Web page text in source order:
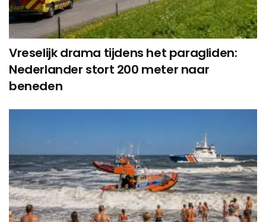
Vreselijk drama tijdens het paragliden:
Nederlander stort 200 meter naar
beneden